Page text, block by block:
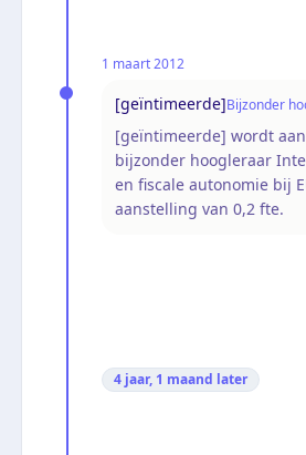
1 maart 2012
[geïntimeerde]Bijzonder
[geïntimeerde] wordt
bijzonder hoogleraar
en fiscale autonomie bij
aanstelling van 0,2 fte.
4 jaar, 1 maand later